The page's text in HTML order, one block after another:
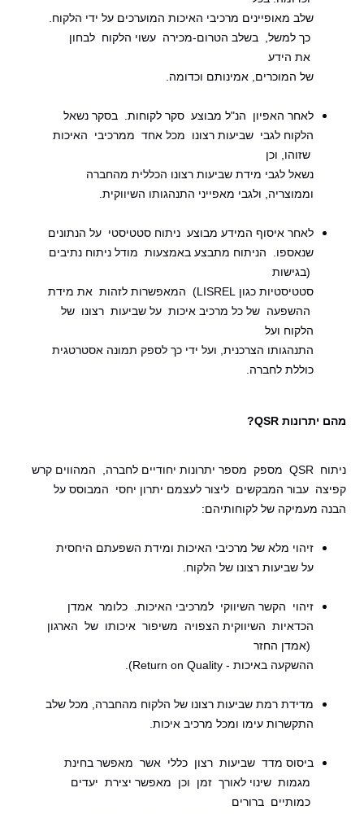
שלב מאופיינים מרכיבי האיכות המוערכים על ידי הלקוח.
כך למשל, בשלב הטרום-מכירה עשוי הלקוח לבחון
את הידע
של המוכרים, אמינותם וכדומה.
לאחר האפיון הנ"ל מבוצע סקר לקוחות. בסקר נשאל
הלקוח לגבי שביעות רצונו מכל אחד ממרכיבי האיכות
שזוהו, וכן
נשאל לגבי מידת שביעות רצונו הכללית מהחברה
וממוצריה, ולגבי מאפייני התנהגותו השיווקית.
לאחר איסוף המידע מבוצע ניתוח סטטיסטי על הנתונים
שנאספו. הניתוח מתבצע באמצעות מודל ניתוח נתיבים
(בגישות
סטטיסטיות כגון LISREL) המאפשרות לזהות את מידת
ההשפעה של כל מרכיב איכות על שביעות רצונו של
הלקוח ועל
התנהגותו הצרכנית, ועל ידי כך לספק תמונה אסטרטגית
כוללת לחברה.
מהם יתרונות QSR?
ניתוח QSR מספק מספר יתרונות יחודיים לחברה, המהווים קרש
קפיצה עבור המבקשים ליצור לעצמם יתרון יחסי המבוסס על
הבנה מעמיקה של לקוחותיהם:
זיהוי מלא של מרכיבי האיכות ומידת השפעתם היחסית
על שביעות רצונו של הלקוח.
זיהוי הקשר השיווקי למרכיבי האיכות. כלומר אמדן
הכדאיות השיווקית הצפויה משיפור איכותו של הארגון
(אמדן החזר
ההשקעה באיכות - Return on Quality).
מדידת רמת שביעות רצונו של הלקוח מהחברה, מכל שלב
התקשרות עימו ומכל מרכיב איכות.
ביסוס מדד שביעות רצון כללי אשר מאפשר בחינת
מגמות שינוי לאורך זמן וכן מאפשר יצירת יעדים
כמותיים ברורים